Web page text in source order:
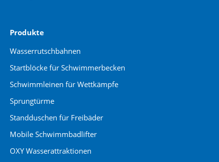
Produkte
Wasserrutschbahnen
Startblöcke für Schwimmerbecken
Schwimmleinen für Wettkämpfe
Sprungtürme
Standduschen für Freibäder
Mobile Schwimmbadlifter
OXY Wasserattraktionen